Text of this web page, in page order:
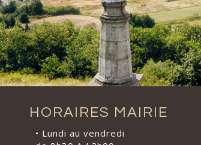
HORAIRES MAIRIE
• Lundi au vendredi